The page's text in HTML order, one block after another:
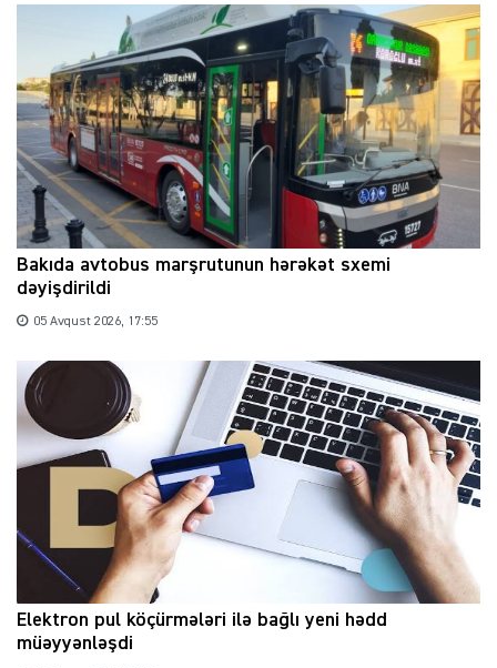
Bakıda avtobus marşrutunun hərəkət sxemi
dəyişdirildi
05 Avqust 2026, 17:55
Elektron pul köçürmələri ilə bağlı yeni hədd
müəyyənləşdi